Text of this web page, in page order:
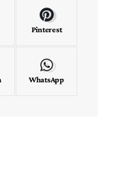
Pinterest
WhatsApp